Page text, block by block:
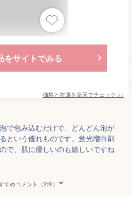
をサイトでみる
価格と在庫を楽天でチェック >>
で包み込むだけで、どんどん泡が
という優れものです。蛍光増白剤
で、肌に優しいのも嬉しいですね
すめコメント（2件）